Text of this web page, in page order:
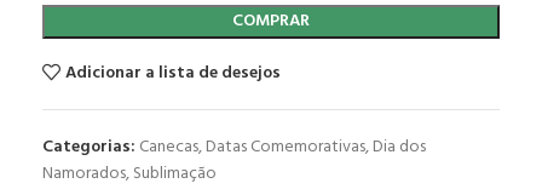
COMPRAR
Adicionar a lista de desejos
Categorias: Canecas,Datas Comemorativas,Dia dos
Namorados,Sublimação